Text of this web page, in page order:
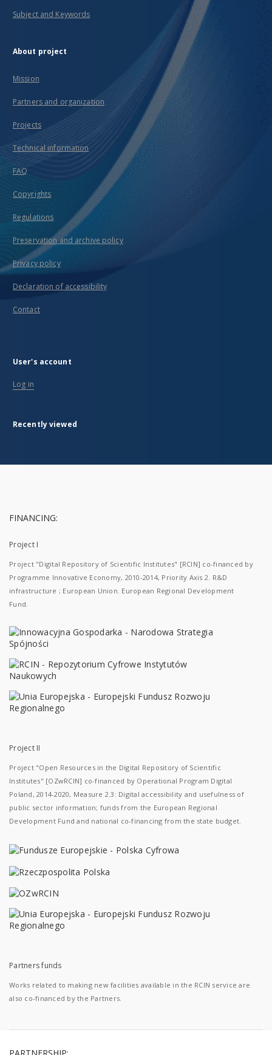
Subject and Keywords
About project
Mission
Partners and organization
Projects
Technical information
FAQ
Copyrights
Regulations
Preservation and archive policy
Privacy policy
Declaration of accessibility
Contact
User's account
Log in
Recently viewed
FINANCING:
Project I
Project "Digital Repository of Scientific Institutes" [RCIN] co-financed by
Programme Innovative Economy, 2010-2014, Priority Axis 2. R&D
infrastructure ; European Union. European Regional Development
Fund.
Project II
Project "Open Resources in the Digital Repository of Scientific
Institutes" [OZwRCIN] co-financed by Operational Program Digital
Poland, 2014-2020, Measure 2.3: Digital accessibility and usefulness of
public sector information; funds from the European Regional
Development Fund and national co-financing from the state budget.
Partners funds
Works related to making new facilities available in the RCIN service are
also co-financed by the Partners.